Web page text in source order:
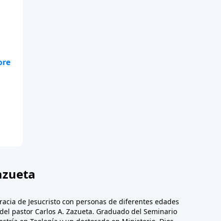
de Jesucristo con personas de diferentes edades
pastor Carlos A. Zazueta. Graduado del Seminario